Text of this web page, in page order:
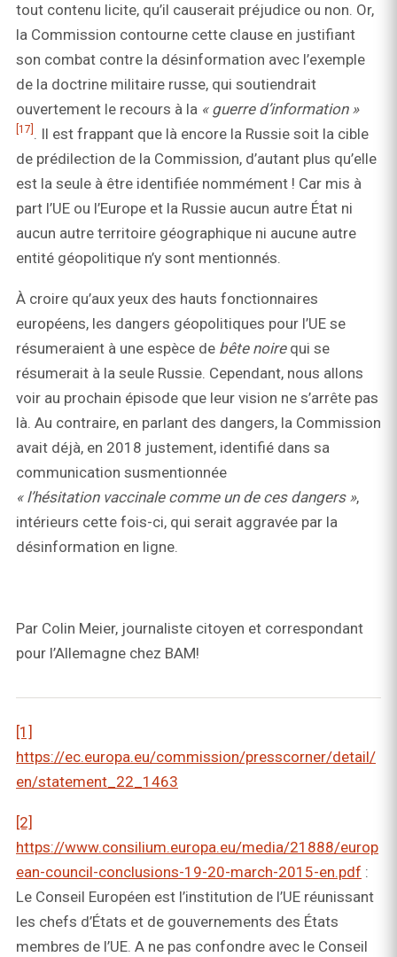
tout contenu licite, qu’il causerait préjudice ou non. Or,
la Commission contourne cette clause en justifiant
son combat contre la désinformation avec l’exemple
de la doctrine militaire russe, qui soutiendrait
ouvertement le recours à la « guerre d’information »
[17] . Il est frappant que là encore la Russie soit la cible
de prédilection de la Commission, d’autant plus qu’elle
est la seule à être identifiée nommément ! Car mis à
part l’UE ou l’Europe et la Russie aucun autre État ni
aucun autre territoire géographique ni aucune autre
entité géopolitique n’y sont mentionnés.
À croire qu’aux yeux des hauts fonctionnaires
européens, les dangers géopolitiques pour l’UE se
résumeraient à une espèce de bête noirequi se
résumerait à la seule Russie. Cependant, nous allons
voir au prochain épisode que leur vision ne s’arrête pas
là. Au contraire, en parlant des dangers, la Commission
avait déjà, en 2018 justement, identifié dans sa
communication susmentionnée
« l’hésitation vaccinale comme un de ces dangers »,
intérieurs cette fois-ci, qui serait aggravée par la
désinformation en ligne.
Par Colin Meier, journaliste citoyen et correspondant
pour l’Allemagne chez BAM!
[1]
https://ec.europa.eu/commission/presscorner/detail/
en/statement_22_1463
[2]
https://www.consilium.europa.eu/media/21888/europ
ean-council-conclusions-19-20-march-2015-en.pdf :
Le Conseil Européen est l’institution de l’UE réunissant
les chefs d’États et de gouvernements des États
membres de l’UE. A ne pas confondre avec le Conseil